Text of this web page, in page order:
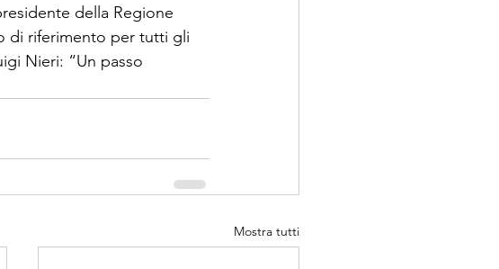
della Regione
di riferimento per tutti gli
Nieri: “Un passo
Mostra tutti